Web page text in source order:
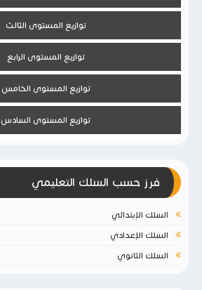
توازيع المستوى الثالث
توازيع المستوى الرابع
توازيع المستوى الخامس
توازيع المستوى السادس
فرز حسب السلك التعليمي
السلك الإبتدائي
السلك الإعدادي
السلك الثانوي